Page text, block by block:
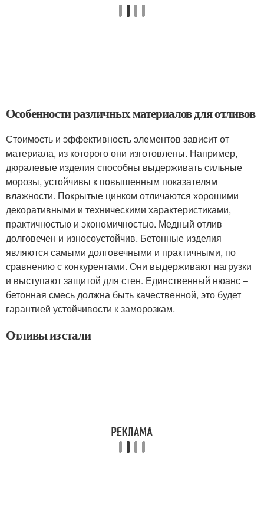
Особенности различных материалов для отливов
Стоимость и эффективность элементов зависит от
материала, из которого они изготовлены. Например,
дюралевые изделия способны выдерживать сильные
морозы, устойчивы к повышенным показателям
влажности. Покрытые цинком отличаются хорошими
декоративными и техническими характеристиками,
практичностью и экономичностью. Медный отлив
долговечен и износоустойчив. Бетонные изделия
являются самыми долговечными и практичными, по
сравнению с конкурентами. Они выдерживают нагрузки
и выступают защитой для стен. Единственный нюанс –
бетонная смесь должна быть качественной, это будет
гарантией устойчивости к заморозкам.
Отливы из стали